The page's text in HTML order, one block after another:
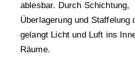
ablesbar. Durch Schichtung,
Überlagerung und Staffelung
gelangt Licht und Luft ins
Räume.